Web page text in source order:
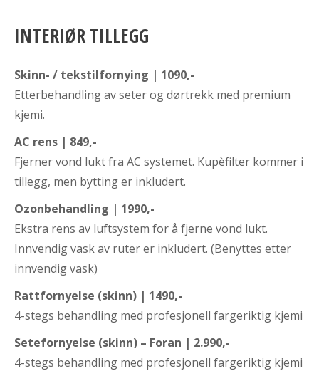
INTERIØR TILLEGG
Skinn- / tekstilfornying | 1090,-
Etterbehandling av seter og dørtrekk med premium
kjemi.
AC rens | 849,-
Fjerner vond lukt fra AC systemet. Kupèfilter kommer i
tillegg, men bytting er inkludert.
Ozonbehandling | 1990,-
Ekstra rens av luftsystem for å fjerne vond lukt.
Innvendig vask av ruter er inkludert. (Benyttes etter
innvendig vask)
Rattfornyelse (skinn) | 1490,-
4-stegs behandling med profesjonell fargeriktig kjemi
Setefornyelse (skinn) – Foran | 2.990,-
4-stegs behandling med profesjonell fargeriktig kjemi